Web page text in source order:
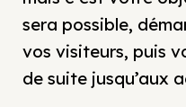
sera possible,
vos visiteurs, puis
de suite jusqu’aux